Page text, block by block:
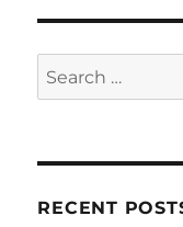
Search
for:
RECENT